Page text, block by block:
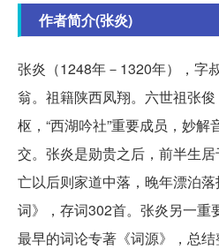
作者简介(张炎)
张炎（1248年－1320年），字
翁。祖籍陕西凤翔。六世祖张
枢，“西湖吟社”重要成员，妙
交。张炎是勋贵之后，前半生
亡以后则家道中落，晚年漂泊
词》，存词302首。张炎另一重
最早的词论专著《词源》，总